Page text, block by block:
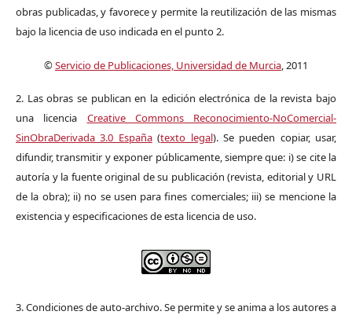
obras publicadas, y favorece y permite la reutilización de las mismas
bajo la licencia de uso indicada en el punto 2.
©Servicio de Publicaciones, Universidad de Murcia , 2011
2. Las obras se publican en la edición electrónica de la revista bajo
una licencia Creative Commons Reconocimiento-NoComercial-
SinObraDerivada 3.0 España(texto legal). Se pueden copiar, usar,
difundir, transmitir y exponer públicamente, siempre que: i) se cite la
autoría y la fuente original de su publicación (revista, editorial y URL
de la obra); ii) no se usen para fines comerciales; iii) se mencione la
existencia y especificaciones de esta licencia de uso.
3. Condiciones de auto-archivo. Se permite y se anima a los autores a